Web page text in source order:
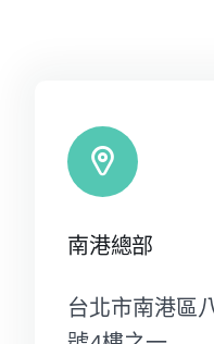
南港總部
台北市南港區